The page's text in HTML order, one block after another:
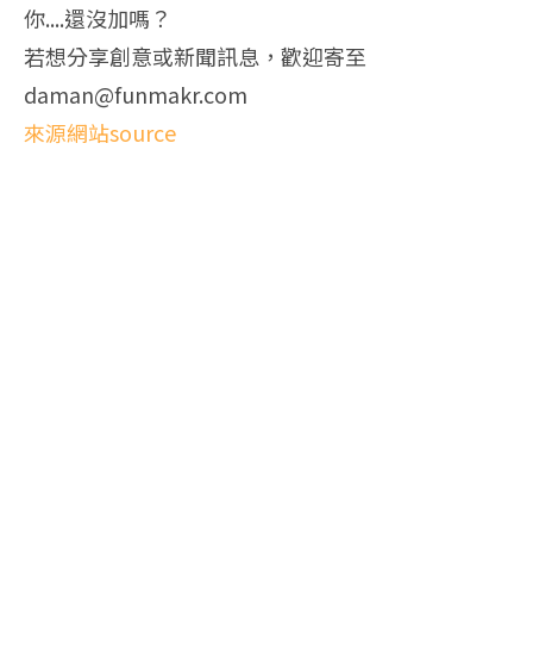
你....還沒加嗎？
若想分享創意或新聞訊息，歡迎寄至
daman@funmakr.com
來源網站source